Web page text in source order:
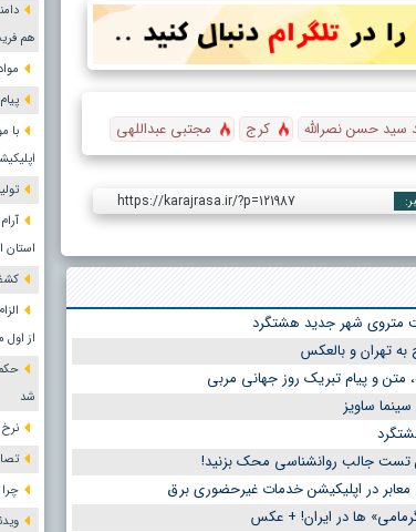
سید حسن نصرالله کرج مجتبی عبداللهی
https://karajrasa.ir/?p=121987
متروی شهر جدید هشتگرد
تهران و بالعکس
متن و پیام تبریک روز جهانی مربی
ساویز
تست جالب روانشناسی محک بزنید!
در اپلیکیشن خدمات غیرحضوری برق
ها در ایران! + عکس
هم
با
استان
از اول
شد